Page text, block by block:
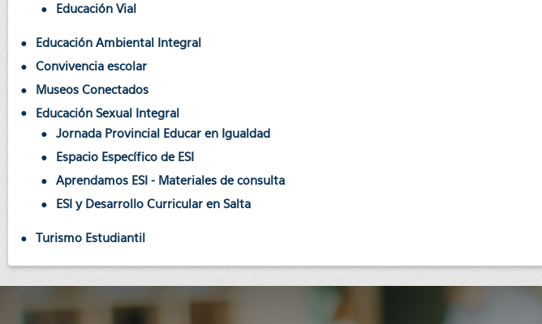
Educación Vial
Educación Ambiental Integral
Convivencia escolar
Museos Conectados
Educación Sexual Integral
Jornada Provincial Educar en Igualdad
Espacio Específico de ESI
Aprendamos ESI - Materiales de consulta
ESI y Desarrollo Curricular en Salta
Turismo Estudiantil